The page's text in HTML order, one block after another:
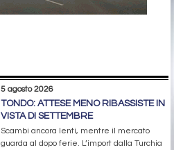
5 agosto 2026
TONDO: ATTESE MENO RIBASSISTE IN
VISTA DI SETTEMBRE
Scambi ancora lenti, mentre il mercato
guarda al dopo ferie. L’import dalla Turchia